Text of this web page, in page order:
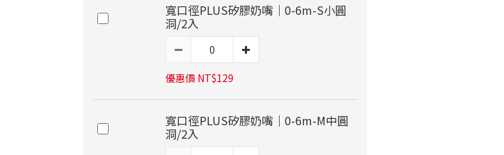
寬口徑PLUS矽膠奶嘴｜0-6m-S小圓
洞/2入
優惠價 NT$129
寬口徑PLUS矽膠奶嘴｜0-6m-M中圓
洞/2入